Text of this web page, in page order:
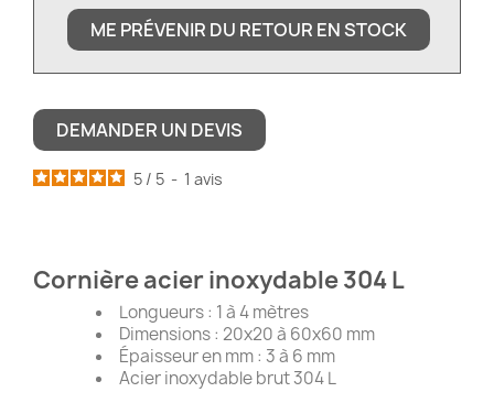
ME PRÉVENIR DU RETOUR EN STOCK
DEMANDER UN DEVIS
5 / 5 - 1 avis
Cornière acier inoxydable 304 L
Longueurs : 1 à 4 mètres
Dimensions : 20x20 à 60x60 mm
Épaisseur en mm : 3 à 6 mm
Acier inoxydable brut 304 L